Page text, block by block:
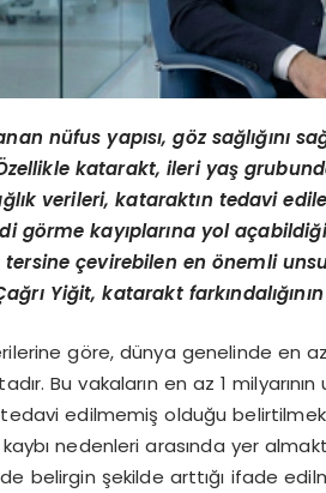
nüfus yapısı, göz sağlığını
katarakt, ileri yaş
verileri, kataraktın tedavi
görme kayıplarına yol
çevirebilen en önemli
Yiğit, katarakt farkındal
göre, dünya genelinde en
Bu vakaların en az 1
edilmemiş olduğu
nedenleri arasında yer
belirgin şekilde arttığı ifade